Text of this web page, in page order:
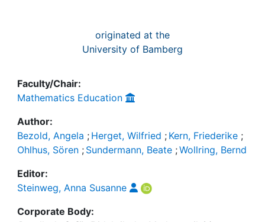
originated at the
University of Bamberg
Faculty/Chair:
Mathematics Education
Author:
Bezold, Angela ; Herget, Wilfried ; Kern, Friederike ;
Ohlhus, Sören ; Sundermann, Beate ;Wollring, Bernd
Editor:
Steinweg, Anna Susanne
Corporate Body: